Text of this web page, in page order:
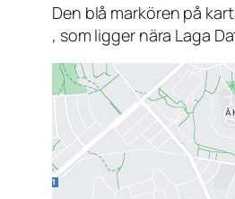
Den blå markören på
, som ligger nära Laga